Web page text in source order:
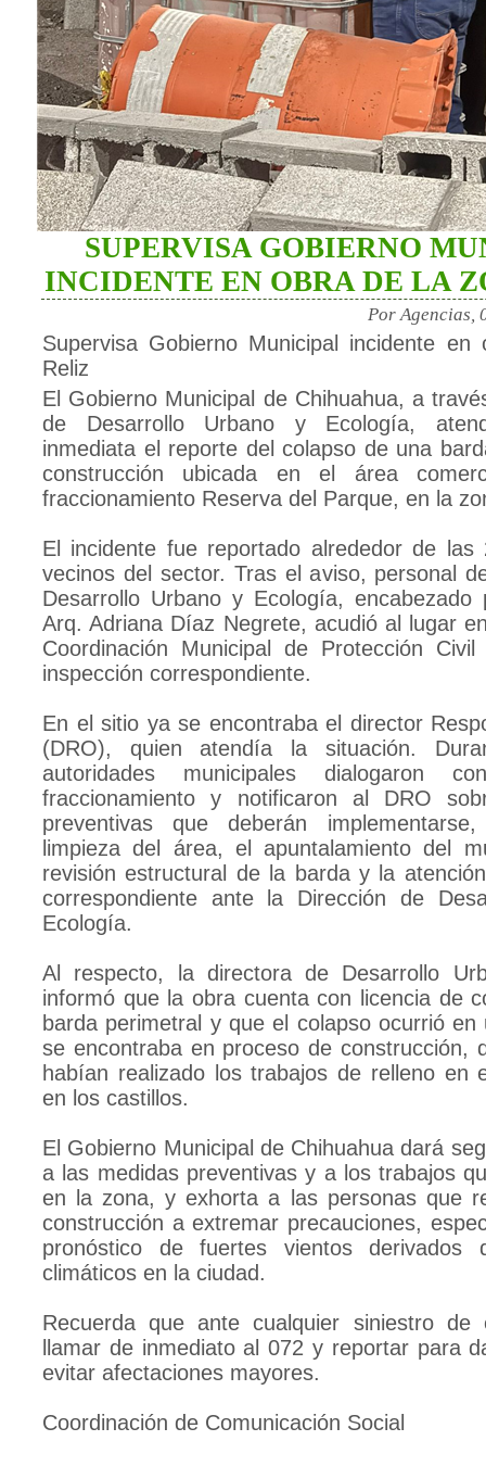
SUPERVISA GOBIERNO
INCIDENTE EN OBRA DE LA
Por Agencias,
Supervisa Gobierno Municipal incidente
Reliz
El Gobierno Municipal de Chihuahua, a
de Desarrollo Urbano y Ecología,
inmediata el reporte del colapso de una
construcción ubicada en el área
fraccionamiento Reserva del Parque, en la
El incidente fue reportado alrededor de las
vecinos del sector. Tras el aviso, personal
Desarrollo Urbano y Ecología,
Arq. Adriana Díaz Negrete, acudió al lugar
Coordinación Municipal de Protección
inspección correspondiente.
En el sitio ya se encontraba el director
(DRO), quien atendía la situación.
autoridades municipales dialogaron
fraccionamiento y notificaron al DRO
preventivas que deberán
limpieza del área, el apuntalamiento del
revisión estructural de la barda y la
correspondiente ante la Dirección de
Ecología.
Al respecto, la directora de Desarrollo
informó que la obra cuenta con licencia de
barda perimetral y que el colapso ocurrió en
se encontraba en proceso de construcción,
habían realizado los trabajos de relleno en
en los castillos.
El Gobierno Municipal de Chihuahua dará
a las medidas preventivas y a los trabajos
en la zona, y exhorta a las personas que
construcción a extremar precauciones,
pronóstico de fuertes vientos derivados
climáticos en la ciudad.
Recuerda que ante cualquier siniestro de
llamar de inmediato al 072 y reportar para
evitar afectaciones mayores.
Coordinación de Comunicación Social